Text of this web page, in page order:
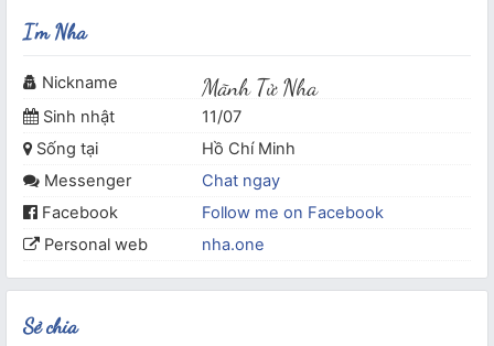
I'm Nha
Nickname Mãnh Tử Nha
Sinh nhật
11/07
Sống tại
Hồ Chí Minh
Messenger
Chat ngay
Facebook
Follow me on Facebook
Personal web
nha.one
Sẻ chia